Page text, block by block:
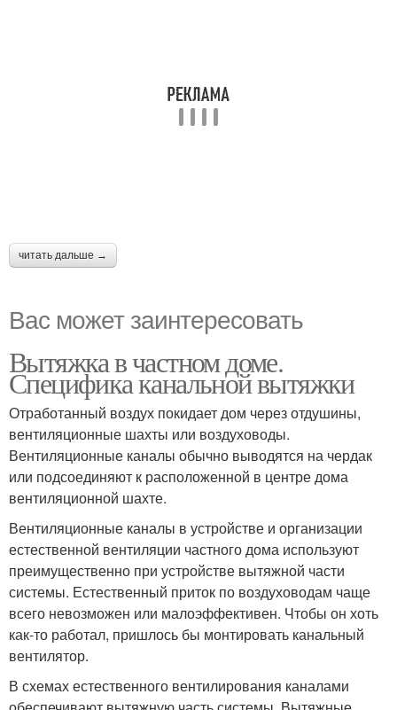
читать дальше →
Вас может заинтересовать
Вытяжка в частном доме.
Специфика канальной вытяжки
Отработанный воздух покидает дом через отдушины,
вентиляционные шахты или воздуховоды.
Вентиляционные каналы обычно выводятся на чердак
или подсоединяют к расположенной в центре дома
вентиляционной шахте.
Вентиляционные каналы в устройстве и организации
естественной вентиляции частного дома используют
преимущественно при устройстве вытяжной части
системы. Естественный приток по воздуховодам чаще
всего невозможен или малоэффективен. Чтобы он хоть
как-то работал, пришлось бы монтировать канальный
вентилятор.
В схемах естественного вентилирования каналами